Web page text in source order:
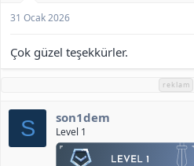
31 Ocak 2026
Çok güzel teşekkürler.
reklam
S son1dem
Level 1